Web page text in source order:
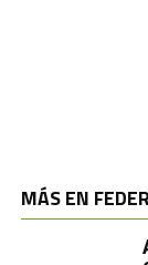
MÁS EN